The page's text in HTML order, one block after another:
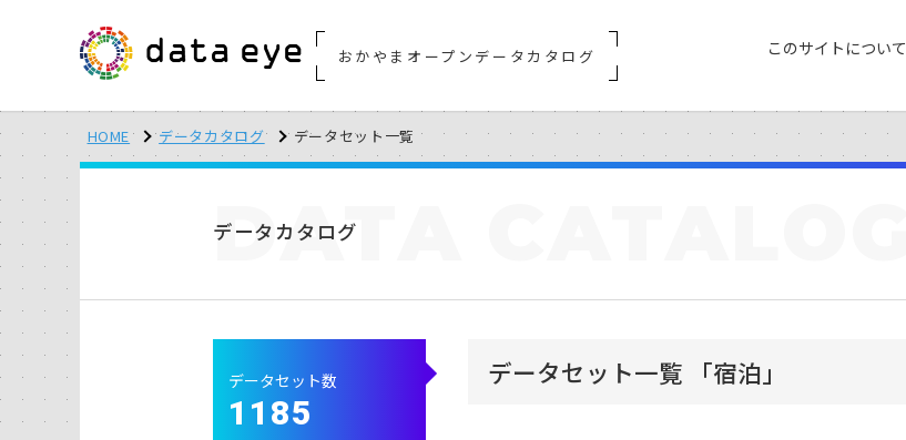
おかやまオープンデータカタログ このサイトについて
HOME データカタログ データセット一覧
データカタログ
DATA
データセット一覧 「宿泊」
データセット数
1185